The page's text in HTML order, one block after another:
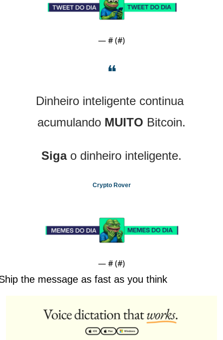
— # (#)
❝
Dinheiro inteligente continua
acumulando MUITO Bitcoin.
Siga o dinheiro inteligente.
Crypto Rover
— # (#)
the message as fast as you think